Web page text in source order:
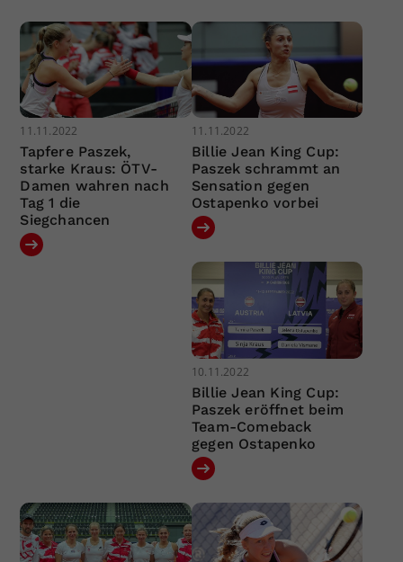
11.11.2022
Tapfere Paszek,
starke Kraus: ÖTV-
Damen wahren nach
Tag 1 die
Siegchancen
11.11.2022
Billie Jean King Cup:
Paszek schrammt an
Sensation gegen
Ostapenko vorbei
10.11.2022
Billie Jean King Cup:
Paszek eröffnet beim
Team-Comeback
gegen Ostapenko